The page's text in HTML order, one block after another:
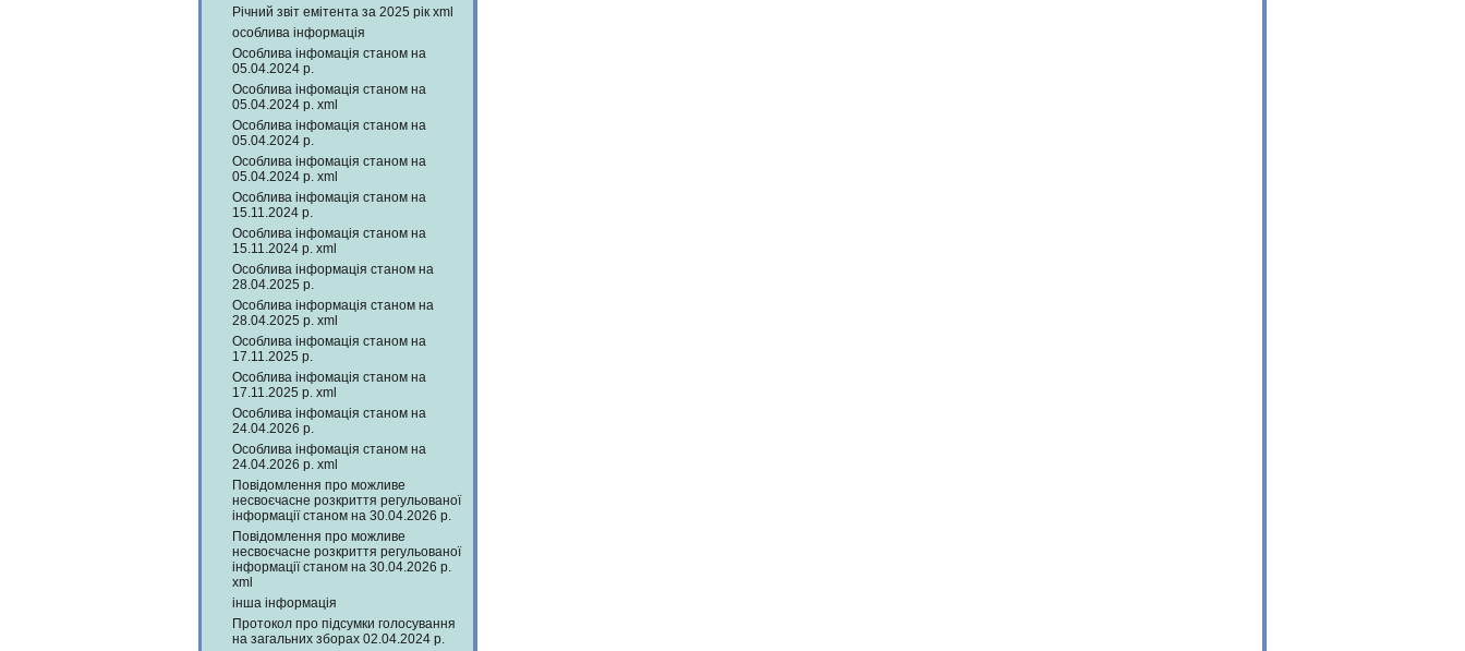
Річний звіт емітента за 2025 рік xml
особлива інформація
Особлива інфомація станом на
05.04.2024 р.
Особлива інфомація станом на
05.04.2024 р. xml
Особлива інфомація станом на
05.04.2024 р.
Особлива інфомація станом на
05.04.2024 р. xml
Особлива інфомація станом на
15.11.2024 р.
Особлива інфомація станом на
15.11.2024 р. xml
Особлива інформація станом на
28.04.2025 р.
Особлива інформація станом на
28.04.2025 р. xml
Особлива інфомація станом на
17.11.2025 р.
Особлива інфомація станом на
17.11.2025 р. xml
Особлива інфомація станом на
24.04.2026 р.
Особлива інфомація станом на
24.04.2026 р. xml
Повідомлення про можливе
несвоєчасне розкриття регульованої
інформації станом на 30.04.2026 р.
Повідомлення про можливе
несвоєчасне розкриття регульованої
інформації станом на 30.04.2026 р.
xml
інша інформація
Протокол про підсумки голосування
на загальних зборах 02.04.2024 р.